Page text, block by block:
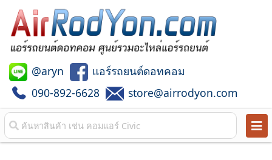
@aryn
แอร์รถยนต์ดอทคอม
090-892-6628
store@airrodyon.com